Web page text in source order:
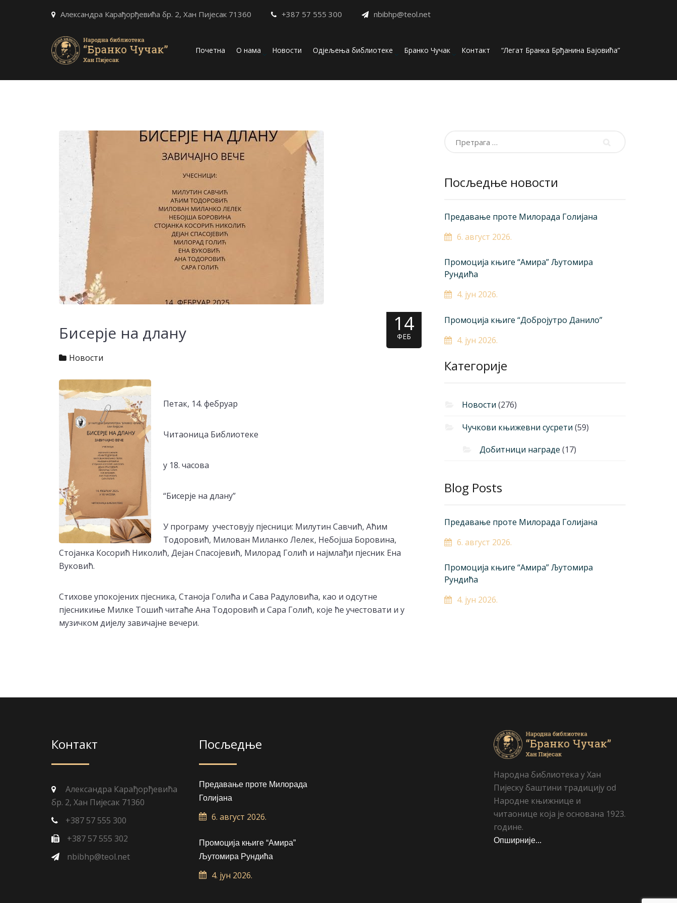
Александра Карађорђевића бр. 2, Хан Пијесак 71360 +387 57 555 300 nbibhp@teol.net
Почетна О нама Новости Одјељења библиотеке Бранко Чучак Контакт “Легат Бранка Брђанина Бајовића”
Бисерје на длану 14
ФЕБ
Новости
Петак, 14. фебруар
Читаоница Библиотеке
у 18. часова
“Бисерје на длану”
У програму учестовују пјесници: Милутин Савчић, Аћим
Тодоровић, Милован Миланко Лелек, Небојша Боровина,
Стојанка Косорић Николић, Дејан Спасојевић, Милорад Голић и најмлађи пјесник Ена
Вуковић.
Стихове упокојених пјесника, Станоја Голића и Сава Радуловића, као и одсутне
пјесникиње Милке Тошић читаће Ана Тодоровић и Сара Голић, које ће учестовати и у
музичком дијелу завичајне вечери.
Посљедње новости
Предавање проте Милорада Голијана
6. август 2026.
Промоција књиге “Амира” Љутомира
Рундића
4. јун 2026.
Промоција књиге “Добројутро Данило”
4. јун 2026.
Категорије
Новости (276)
Чучкови књижевни сусрети (59)
Добитници награде (17)
Blog Posts
Предавање проте Милорада Голијана
6. август 2026.
Промоција књиге “Амира” Љутомира
Рундића
4. јун 2026.
Контакт
Александра Карађорђевића
бр. 2, Хан Пијесак 71360
+387 57 555 300
+387 57 555 302
nbibhp@teol.net
Посљедње
Предавање проте Милорада
Голијана
6. август 2026.
Промоција књиге “Амира”
Љутомира Рундића
4. јун 2026.
Народна библиотека у Хан
Пијеску баштини традицију od
Народне књижнице и
читаонице која је основана 1923.
године.
Опширније...